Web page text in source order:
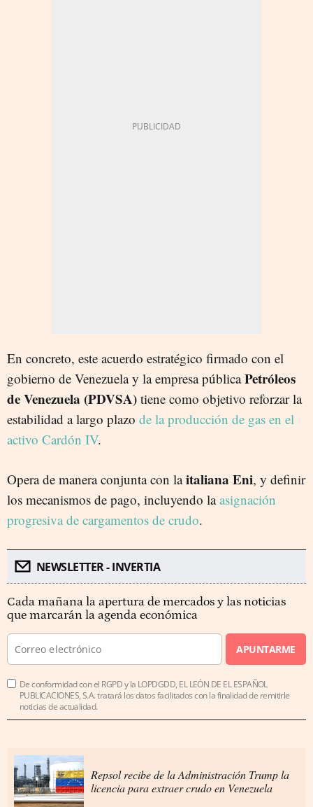
En concreto, este acuerdo estratégico firmado con el
gobierno de Venezuela y la empresa públicaPetróleos
de Venezuela (PDVSA) tiene como objetivo reforzar la
estabilidad a largo plazo de la producción de gas en el
activo Cardón IV.
Opera de manera conjunta con laitaliana Eni, y definir
los mecanismos de pago, incluyendo laasignación
progresiva de cargamentos de crudo.
NEWSLETTER - INVERTIA
Cada mañana la apertura de mercados y las noticias
que marcarán la agenda económica
APUNTARME
De conformidad con el RGPD y la LOPDGDD, EL LEÓN DE EL ESPAÑOL
PUBLICACIONES, S.A. tratará los datos facilitados con la finalidad de remitirle
noticias de actualidad.
Repsol recibe de la Administración Trump la
licencia para extraer crudo en Venezuela